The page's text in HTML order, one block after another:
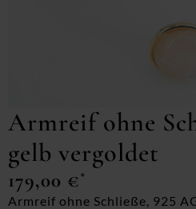
Armreif ohne
gelb vergoldet
179,00 €*
Armreif ohne Schließe, 925